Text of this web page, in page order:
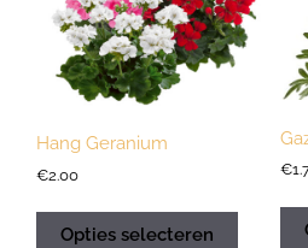
Hang Geranium
€2.00
Opties selecteren
€